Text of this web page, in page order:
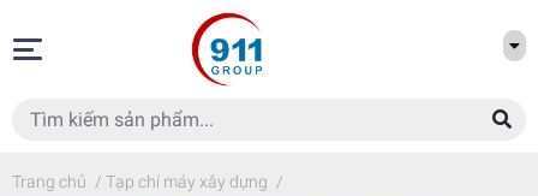
Trang chủ / Tạp chí máy xây dựng /